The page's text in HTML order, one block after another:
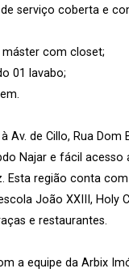
serviço coberta e
máster com closet;
01 lavabo;
Av. de Cillo, Rua Dom
Najar e fácil acesso
Esta região conta
João XXIII, Holy
e restaurantes.
a equipe da Arbix